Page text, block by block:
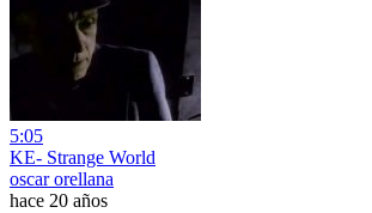
5:05
KE- Strange World
oscar orellana
hace 20 años